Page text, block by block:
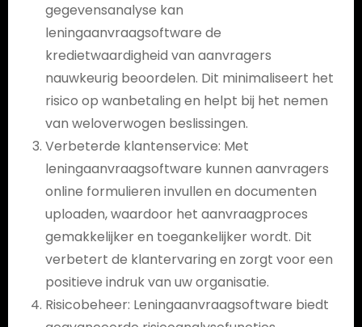
gegevensanalyse kan
leningaanvraagsoftware de
kredietwaardigheid van aanvragers
nauwkeurig beoordelen. Dit minimaliseert het
risico op wanbetaling en helpt bij het nemen
van weloverwogen beslissingen.
Verbeterde klantenservice: Met
leningaanvraagsoftware kunnen aanvragers
online formulieren invullen en documenten
uploaden, waardoor het aanvraagproces
gemakkelijker en toegankelijker wordt. Dit
verbetert de klantervaring en zorgt voor een
positieve indruk van uw organisatie.
Risicobeheer: Leningaanvraagsoftware biedt